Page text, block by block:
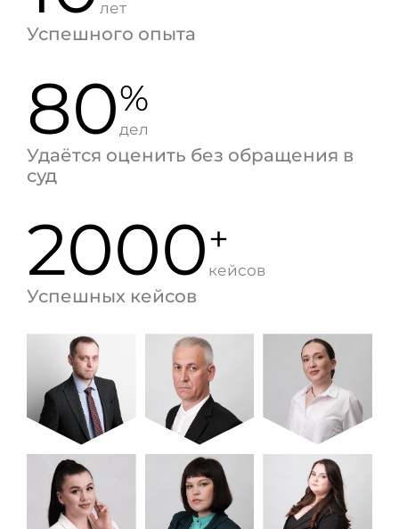
лет
Успешного опыта
80%
дел
Удаётся оценить без обращения в
суд
2000+
кейсов
Успешных кейсов